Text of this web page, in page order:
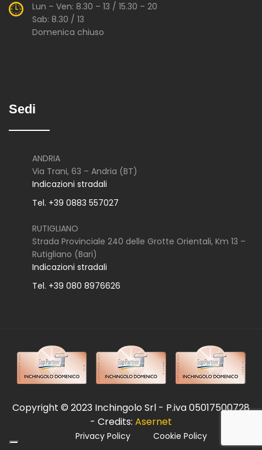
Lun – Ven: 8.30 – 13 / 15.30 – 20
Sab: 8.30 / 13
Domenica chiuso
Sedi
ANDRIA
Via Trani, 63 – Andria (BT)
Indicazioni stradali
Tel. +39 0883 557027
RUTIGLIANO
Strada Provinciale 240 delle Grotte Orientali, Km 13 –
Rutigliano (Bari)
Indicazioni stradali
Tel. +39 080 8976626
Copyright © 2023 Inchingolo Srl - P.iva 05017500728
- Credits: Asernet
Privacy Policy Cookie Policy